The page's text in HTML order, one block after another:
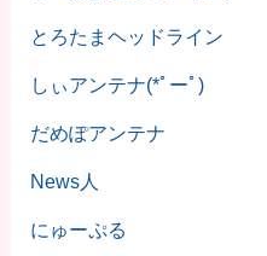
とろたまヘッドライン
しぃアンテナ(*ﾟーﾟ)
だめぽアンテナ
News人
にゅーぷる